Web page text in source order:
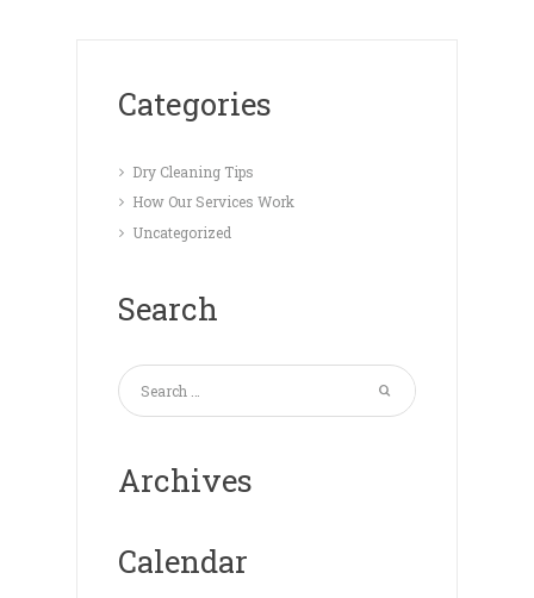
Categories
Dry Cleaning Tips
How Our Services Work
Uncategorized
Search
Archives
Calendar